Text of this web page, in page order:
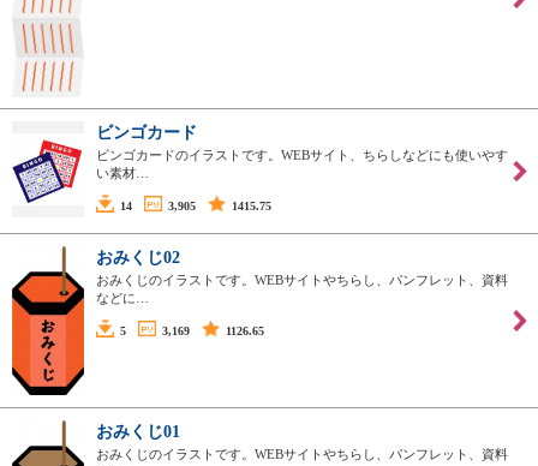
ビンゴカード
ビンゴカードのイラストです。WEBサイト、ちらしなどにも使いやす
い素材…
14 3,905 1415.75
おみくじ02
おみくじのイラストです。WEBサイトやちらし、パンフレット、資料
などに…
5 3,169 1126.65
おみくじ01
おみくじのイラストです。WEBサイトやちらし、パンフレット、資料